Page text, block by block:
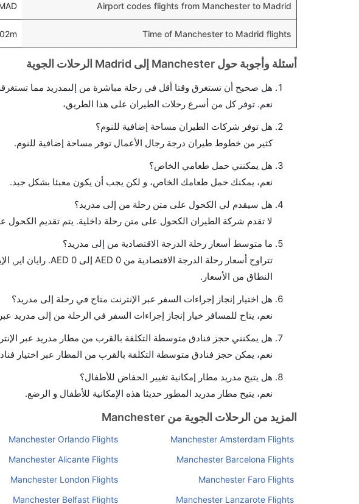
Airport codes flights from Manchester to Madrid
Time of Manchester to Madrid flights
أسئلة وأجوبة حول Manchester إلى Madrid الرحلات الجوية
هل صحيح أن تستغرق وقتا أقل في رحلة مباشرة من إلىمدريد مما
نعم. توفر كل من أسرع رحلات الطيران على هذا الطريق،
هل توفر شركات الطيران مساحة إضافية للنوم؟
كثير من خطوط طيران درجة رجال الأعمال توفر مساحة إضافية للنوم.
هل يمكنني حمل طعامي الخاص؟
نعم، يمكنك حمل طعامك الخاص، و لكن يجب أن يكون معبئا بشكل جيد.
هل سيقدم لي الكحول على متن رحلة من إلى مدريد؟
لا تقدم شركة الطيران الكحول على متن رحلة داخلية. يتم تقديم الكحول
ما متوسط أسعار رحلة الدرجة الاقتصادية من إلى مدريد؟
النطاق من الأسعار.
هل اختيار إنجاز إجراءات السفر عبر الإنترنت متاح في رحلة إلى مدريد؟
نعم، يتاح للمسافر خيار إنجاز إجراءات السفر في الرحلة من إلى مدريد
هل يمكنني حجز فنادق متوسطة التكلفة بالقرب من مطار مدريد عبر
نعم، يمكن حجز فنادق متوسطة التكلفة بالقرب من المطار عبر اختيار
هل يتيح مدريد مطار إمكانية تغيير الحفاض للأطفال؟
نعم، يتيح مطار مدريد المطور حديثا هذه الإمكانية للأطفال و الرضع.
المزيد من الرحلات الجوية من Manchester
Manchester Amsterdam Flights
Manchester Orlando Flights
Manchester Barcelona Flights
Manchester Alicante Flights
Manchester Faro Flights
Manchester London Flights
Manchester Lanzarote Flights
Manchester Belfast Flights